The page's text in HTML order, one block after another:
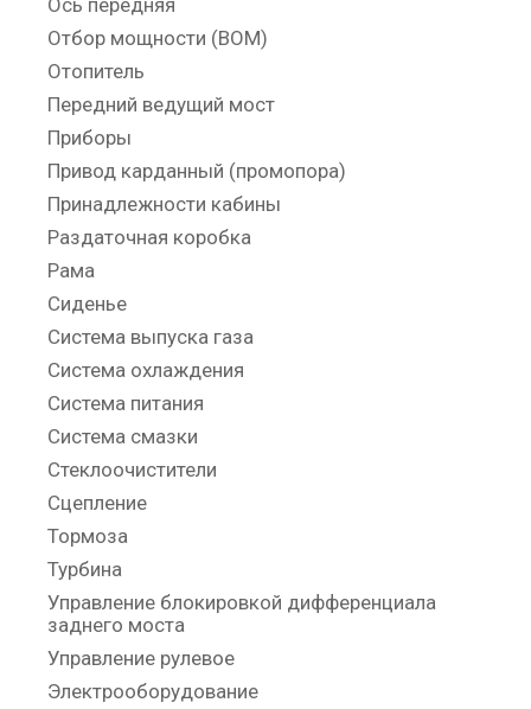
Ось передняя
Отбор мощности (ВОМ)
Отопитель
Передний ведущий мост
Приборы
Привод карданный (промопора)
Принадлежности кабины
Раздаточная коробка
Рама
Сиденье
Система выпуска газа
Система охлаждения
Система питания
Система смазки
Стеклоочистители
Сцепление
Тормоза
Турбина
Управление блокировкой дифференциала
заднего моста
Управление рулевое
Электрооборудование